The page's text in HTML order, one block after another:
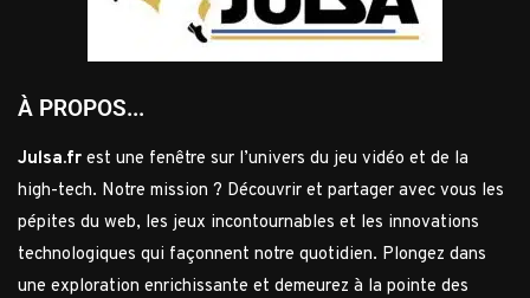
À PROPOS...
Julsa.fr est une fenêtre sur l’univers du jeu vidéo et de la
high-tech. Notre mission ? Découvrir et partager avec vous les
pépites du web, les jeux incontournables et les innovations
technologiques qui façonnent notre quotidien. Plongez dans
une exploration enrichissante et demeurez à la pointe des